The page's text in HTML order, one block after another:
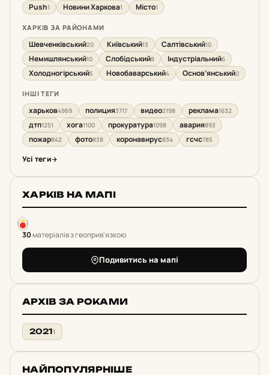
Push1 Новини Харкова1 Місто1
ХАРКІВ ЗА РАЙОНАМИ
Шевченківський20 Київський13 Салтівський10
Немишлянський10 Слобідський8 Індустріальний6
Холодногірський5 Новобаварський4 Основ’янський0
ІНШІ ТЕГИ
харьков4969 полиция3717 видео2198 реклама1632
дтп1251 хога1100 прокуратура1098 авария893
пожар842 фото838 коронавирус834 гсчс785
Усі теги
ХАРКІВ НА МАПІ
30матеріалів з геоприв'язкою
Подивитись на мапі
АРХІВ ЗА РОКАМИ
20211
НАЙПОПУЛЯРНІШЕ